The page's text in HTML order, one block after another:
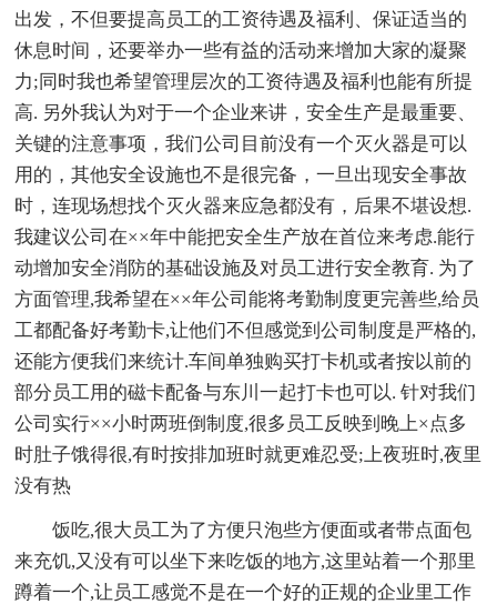
出发，不但要提高员工的工资待遇及福利、保证适当的
休息时间，还要举办一些有益的活动来增加大家的凝聚
力;同时我也希望管理层次的工资待遇及福利也能有所提
高. 另外我认为对于一个企业来讲，安全生产是最重要、
关键的注意事项，我们公司目前没有一个灭火器是可以
用的，其他安全设施也不是很完备，一旦出现安全事故
时，连现场想找个灭火器来应急都没有，后果不堪设想.
我建议公司在××年中能把安全生产放在首位来考虑.能行
动增加安全消防的基础设施及对员工进行安全教育. 为了
方面管理,我希望在××年公司能将考勤制度更完善些,给员
工都配备好考勤卡,让他们不但感觉到公司制度是严格的,
还能方便我们来统计.车间单独购买打卡机或者按以前的
部分员工用的磁卡配备与东川一起打卡也可以. 针对我们
公司实行××小时两班倒制度,很多员工反映到晚上×点多
时肚子饿得很,有时按排加班时就更难忍受;上夜班时,夜里
没有热
饭吃,很大员工为了方便只泡些方便面或者带点面包
来充饥,又没有可以坐下来吃饭的地方,这里站着一个那里
蹲着一个,让员工感觉不是在一个好的正规的企业里工作